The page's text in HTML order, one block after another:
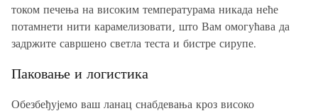
током печења на високим температурама никада неће
потамнети нити карамелизовати, што Вам омогућава да
задржите савршено светла теста и бистре сирупе.
Паковање и логистика
Обезбеђујемо ваш ланац снабдевања кроз високо